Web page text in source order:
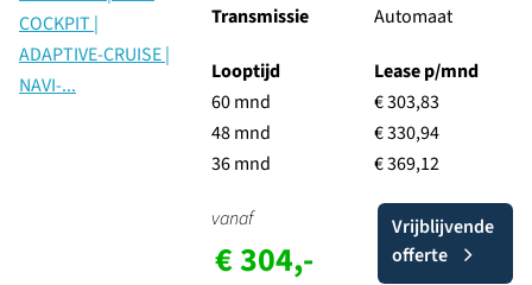
Transmissie
Automaat
Looptijd
60 mnd
48 mnd
36 mnd
Lease p/mnd
€ 303,83
€ 330,94
€ 369,12
vanaf
€ 304,-
Vrijblijvende
offerte